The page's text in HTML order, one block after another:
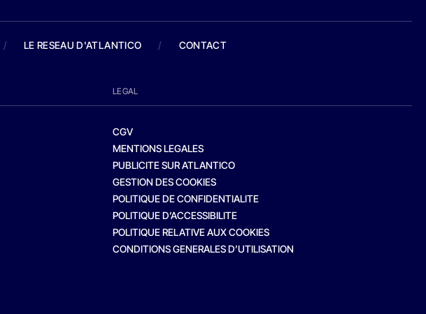
/ LE RESEAU D'ATLANTICO / CONTACT
LEGAL
CGV
MENTIONS LEGALES
PUBLICITE SUR ATLANTICO
GESTION DES COOKIES
POLITIQUE DE CONFIDENTIALITE
POLITIQUE D’ACCESSIBILITE
POLITIQUE RELATIVE AUX COOKIES
CONDITIONS GENERALES D’UTILISATION